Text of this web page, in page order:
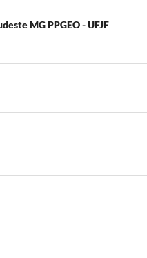
MG PPGEO - UFJF